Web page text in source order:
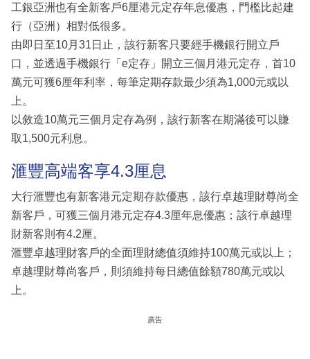
工銀亞洲也有全新客戶6厘港元定存年息優惠，門檻比起建
行（亞洲）相對低很多。
由即日至10月31日止，該行新客只要經手機銀行開立戶
口，並透過手機銀行「e定存」開立三個月港元定存，首10
萬元可獲6厘年利率，每筆定期存款最少須為1,000元或以
上。
以敘造10萬元三個月定存為例，該行新客在期滿後可以賺
取1,500元利息。
滙豐高端客享4.3厘息
大行滙豐也有新客港元定期存款優惠，該行卓越理財尊尚全
新客戶，可獲三個月港元定存4.3厘年息優惠；該行卓越理
財新客則有4.2厘。
滙豐卓越理財客戶的全面理財總值須維持100萬元或以上；
卓越理財尊尚客戶，則須維持每日總值餘額780萬元或以
上。
廣告